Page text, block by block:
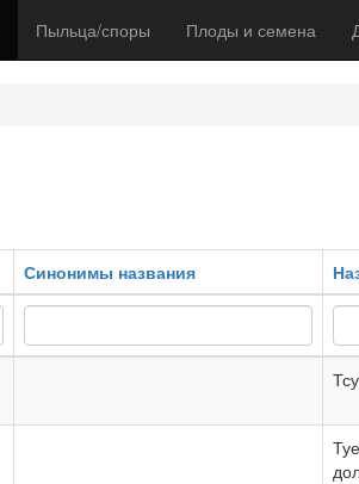
Пыльца/споры Плоды и семена
Синонимы названия